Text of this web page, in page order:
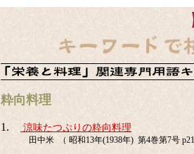
粋向料理
1. 涼味たつぷりの粋向料理
田中米 （ 昭和13年(1938年) 第4巻第7号